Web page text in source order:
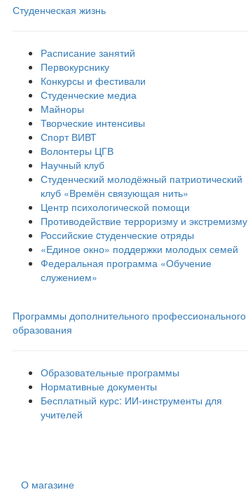
Студенческая жизнь
Расписание занятий
Первокурснику
Конкурсы и фестивали
Студенческие медиа
Майноры
Творческие интенсивы
Спорт ВИВТ
Волонтеры ЦГВ
Научный клуб
Студенческий молодёжный патриотический
клуб «Времён связующая нить»
Центр психологической помощи
Противодействие терроризму и экстремизму
Российские cтуденческие отряды
«Единое окно» поддержки молодых семей
Федеральная программа «Обучение
служением»
Программы дополнительного профессионального
образования
Образовательные программы
Нормативные документы
Бесплатный курс: ИИ‑инструменты для
учителей
О магазине